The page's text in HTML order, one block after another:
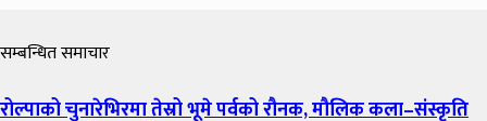
सम्बन्धित समाचार
रोल्पाको चुनारेभिरमा तेस्रो भूमे पर्वको रौनक, मौलिक कला–संस्कृति